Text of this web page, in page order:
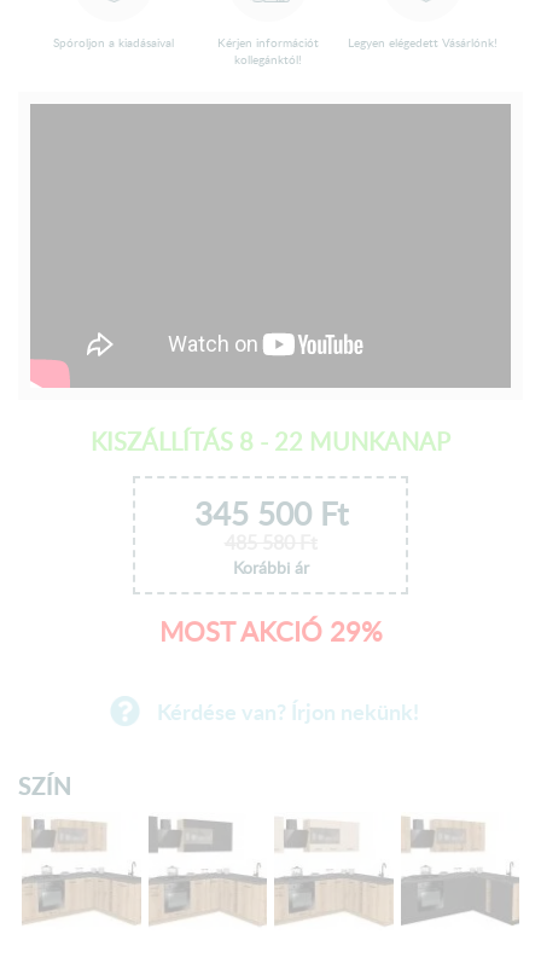
Spóroljon a kiadásaival
Kérjen információt
kollegánktól!
Legyen elégedett Vásárlónk!
KISZÁLLÍTÁS 8 - 22 MUNKANAP
345 500Ft
Korábbi ár
MOST AKCIÓ 29%
Kérdése van? Írjon nekünk!
SZÍN